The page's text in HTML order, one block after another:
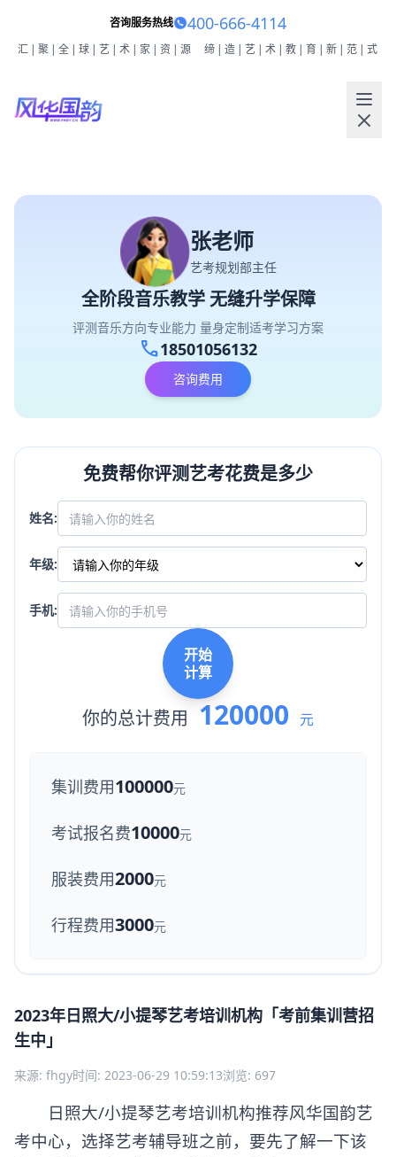
咨询服务热线 400-666-4114
汇|聚|全|球|艺|术|家|资|源 缔|造|艺|术|教|育|新|范|式
张老师
艺考规划部主任
全阶段音乐教学 无缝升学保障
评测音乐方向专业能力 量身定制适考学习方案
call18501056132
咨询费用
免费帮你评测艺考花费是多少
姓名:
年级:
手机:
开始
计算
你的总计费用 120000 元
集训费用100000元
考试报名费10000元
服装费用2000元
行程费用3000元
2023年日照大/小提琴艺考培训机构「考前集训营招
生中」
来源: fhgy时间: 2023-06-29 10:59:13浏览: 697
日照大/小提琴艺考培训机构推荐风华国韵艺
考中心，选择艺考辅导班之前，要先了解一下该